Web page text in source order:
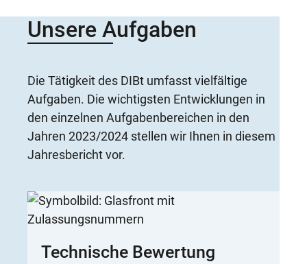
Unsere Aufgaben
Die Tätigkeit des DIBt umfasst vielfältige
Aufgaben. Die wichtigsten Entwicklungen in
den einzelnen Aufgabenbereichen in den
Jahren 2023/2024 stellen wir Ihnen in diesem
Jahresbericht vor.
Technische Bewertung